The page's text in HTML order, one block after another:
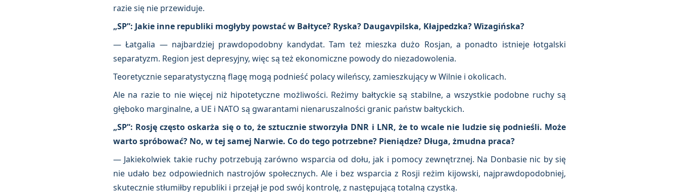
razie się nie przewiduje.
„SP”: Jakie inne republiki mogłyby powstać w Bałtyce? Ryska? Daugavpilska, Kłajpedzka?Wizagińska?
— Łatgalia — najbardziej prawdopodobny kandydat. Tam też mieszka dużo Rosjan, a ponadto istnieje łotgalski
separatyzm. Region jest depresyjny, więc są też ekonomiczne powody do niezadowolenia.
Teoretycznie separatystyczną flagę mogą podnieść polacy wileńscy, zamieszkujący w Wilnie i okolicach.
Ale na razie to nie więcej niż hipotetyczne możliwości. Reżimy bałtyckie są stabilne, a wszystkie podobne ruchy są
głęboko marginalne, a UE i NATO są gwarantami nienaruszalności granic państw bałtyckich.
„SP”: Rosję często oskarża się o to, że sztucznie stworzyła DNR i LNR, że to wcale nie ludzie się podnieśli. Może
warto spróbować? No, w tej samej Narwie. Co do tego potrzebne? Pieniądze? Długa, żmudna praca?
— Jakiekolwiek takie ruchy potrzebują zarówno wsparcia od dołu, jak i pomocy zewnętrznej. Na Donbasie nic by się
nie udało bez odpowiednich nastrojów społecznych. Ale i bez wsparcia z Rosji reżim kijowski, najprawdopodobniej,
skutecznie stłumiłby republiki i przejął je pod swój kontrolę, z następującą totalną czystką.